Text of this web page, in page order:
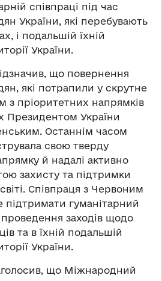
співпраці під час
України, які перебувають
і подальшій їхній
України.
що повернення
які потрапили у скрутне
з пріоритетних напрямків
Президентом України
Останнім часом
свою тверду
й надалі активно
захисту та підтримки
Співпраця з Червоним
гуманітарний
заходів щодо
та в їхній подальшій
України.
що Міжнародний